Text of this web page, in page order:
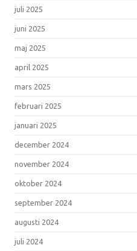
juli 2025
juni 2025
maj 2025
april 2025
mars 2025
februari 2025
januari 2025
december 2024
november 2024
oktober 2024
september 2024
augusti 2024
juli 2024